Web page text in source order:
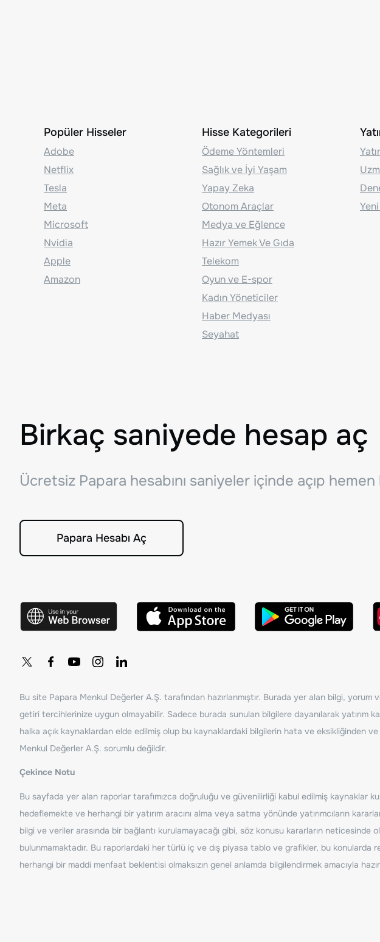
Popüler Hisseler
Adobe
Netflix
Tesla
Meta
Microsoft
Nvidia
Apple
Amazon
Hisse Kategorileri
Ödeme Yöntemleri
Sağlık ve İyi Yaşam
Yapay Zeka
Otonom Araçlar
Medya ve Eğlence
Hazır Yemek Ve Gıda
Telekom
Oyun ve E-spor
Kadın Yöneticiler
Haber Medyası
Seyahat
Birkaç saniyede hesap aç
Ücretsiz Papara hesabını saniyeler içinde açıp
Papara Hesabı Aç
Bu site Papara Menkul Değerler A.Ş. tarafından hazırlanmıştır. Burada yer alan bilgi, yorum
getiri tercihlerinize uygun olmayabilir. Sadece burada sunulan bilgilere dayanılarak yatırım
halka açık kaynaklardan elde edilmiş olup bu kaynaklardaki bilgilerin hata ve eksikliğinden
Menkul Değerler A.Ş. sorumlu değildir.
Çekince Notu
Bu sayfada yer alan raporlar tarafımızca doğruluğu ve güvenilirliği kabul edilmiş kaynaklar
hedeflemekte ve herhangi bir yatırım aracını alma veya satma yönünde yatırımcıların
bilgi ve veriler arasında bir bağlantı kurulamayacağı gibi, söz konusu kararların neticesinde
bulunmamaktadır. Bu raporlardaki her türlü iç ve dış piyasa tablo ve grafikler, bu
herhangi bir maddi menfaat beklentisi olmaksızın genel anlamda bilgilendirmek amacıyla